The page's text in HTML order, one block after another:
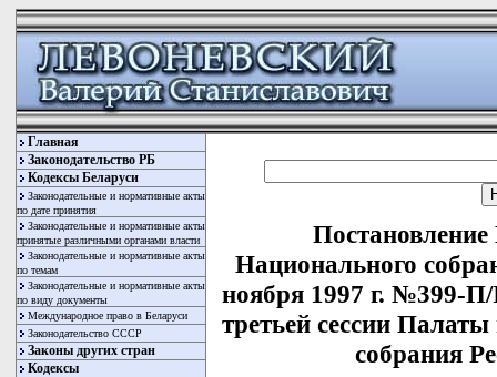
Главная
Законодательство РБ
Кодексы Беларуси
Законодательные и нормативные акты
по дате принятия
Законодательные и нормативные акты
принятые различными органами власти
Законодательные и нормативные акты
по темам
Законодательные и нормативные акты
по виду документы
Международное право в Беларуси
Законодательство СССР
Законы других стран
Кодексы
Национального
ноября 1997 г. №399-
третьей сессии
собрания